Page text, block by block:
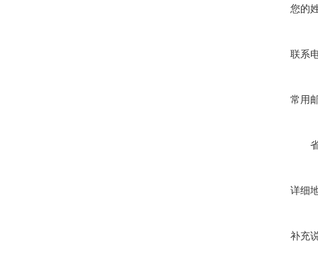
您的
联系
常用
详细
补充